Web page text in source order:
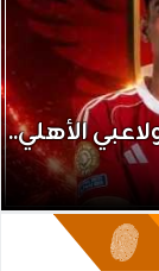
الأهلي..